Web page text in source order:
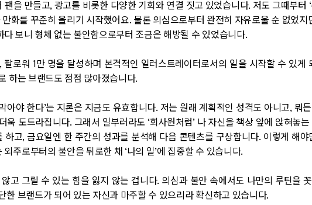
팬을 만들고, 광고를 비롯한 다양한 기회와 연결 짓고 있었습니다. 저도 그때부터
화를 꾸준히 올리기 시작했어요. 물론 의심으로부터 완전히 자유로울 순 없었
다 보니 형체 없는 불안함으로부터 조금은 해방될 수 있었습니다.
팔로워 1만 명을 달성하며 본격적인 일러스트레이터로서의 일을 시작할 수 있게
하는 브랜드도 점점 많아졌습니다.
아야 한다’는 지론은 지금도 유효합니다. 저는 원래 계획적인 성격도 아니고, 뭐
욱 도드라집니다. 그래서 일부러라도 ‘회사원처럼’ 나 자신을 책상 앞에 앉혀놓
하고, 금요일엔 한 주간의 성과를 분석해 다음 콘텐츠를 구상합니다. 이렇게 해
주로부터의 불안을 뒤로한 채 ‘나의 일’에 집중할 수 있습니다.
고 그릴 수 있는 힘을 잃지 않는 겁니다. 의심과 불안 속에서도 나만의 루틴을
한 브랜드가 되어 있는 자신과 마주할 수 있으리라 확신하고 있습니다.